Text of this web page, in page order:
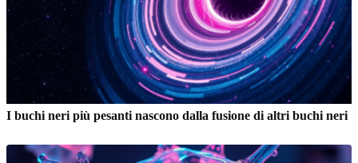
I buchi neri più pesanti nascono dalla fusione di altri buchi neri